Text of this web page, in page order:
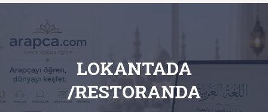
LOKANTADA
/RESTORANDA